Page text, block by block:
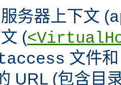
务器上下文 (
(
文件
URL (包含目